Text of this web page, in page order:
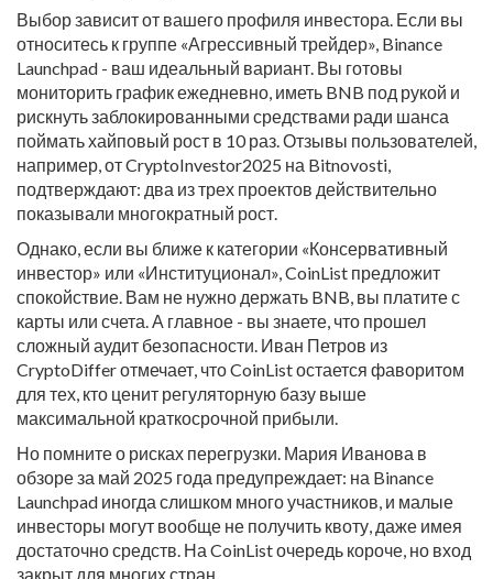
Выбор зависит от вашего профиля инвестора. Если вы
относитесь к группе «Агрессивный трейдер», Binance
Launchpad - ваш идеальный вариант. Вы готовы
мониторить график ежедневно, иметь BNB под рукой и
рискнуть заблокированными средствами ради шанса
поймать хайповый рост в 10 раз. Отзывы пользователей,
например, от CryptoInvestor2025 на Bitnovosti,
подтверждают: два из трех проектов действительно
показывали многократный рост.
Однако, если вы ближе к категории «Консервативный
инвестор» или «Институционал», CoinList предложит
спокойствие. Вам не нужно держать BNB, вы платите с
карты или счета. А главное - вы знаете, что прошел
сложный аудит безопасности. Иван Петров из
CryptoDiffer отмечает, что CoinList остается фаворитом
для тех, кто ценит регуляторную базу выше
максимальной краткосрочной прибыли.
Но помните о рисках перегрузки. Мария Иванова в
обзоре за май 2025 года предупреждает: на Binance
Launchpad иногда слишком много участников, и малые
инвесторы могут вообще не получить квоту, даже имея
достаточно средств. На CoinList очередь короче, но вход
закрыт для многих стран.